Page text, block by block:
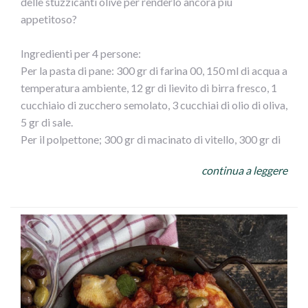
appetitoso?
Ingredienti per 4 persone:
Per la pasta di pane: 300 gr di farina 00, 150 ml di acqua a
temperatura ambiente, 12 gr di lievito di birra fresco, 1
cucchiaio di zucchero semolato, 3 cucchiai di olio di oliva,
5 gr di sale.
Per il polpettone; 300 gr di macinato di vitello, 300 gr di
latte, 1 uovo, 1 cucchiaio di pan grattato, 70 gr di
oliva.
Per lucidare: 1 tuorlo
Fate sciogliere il lievito nell` acqua insieme allo zucchero.
Raccogliete nella ciotola della planetaria la farina,
continua a leggere